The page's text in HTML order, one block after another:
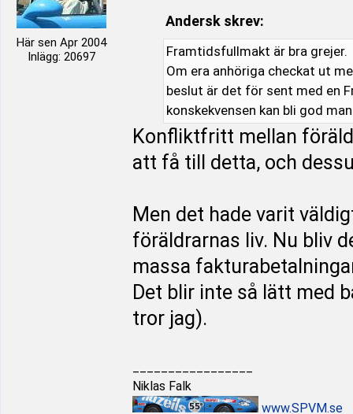
Här sen Apr 2004
Inlägg: 20697
Andersk skrev:
Framtidsfullmakt är bra grejer.
Om era anhöriga checkat ut
beslut är det för sent med en
konskekvensen kan bli god
Konfliktfritt mellan
att få till detta, och
Men det hade varit
föräldrarnas liv. Nu bliv
massa
Det blir inte så lätt med
tror jag).
Niklas Falk
www.SPVM.se